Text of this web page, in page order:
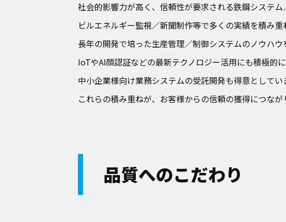
社会的影響力が高く、信頼性が要求される鉄鋼システ
ビルエネルギー監視／新聞制作等で多くの実績を積み重
長年の開発で培った生産管理／制御システムのノウハウ
IoTやAI顔認証などの最新テクノロジー活用にも積極的に
中小企業様向け業務システムの受託開発も得意としてい
これらの積み重ねが、お客様からの信頼の獲得につなが
品質へのこだわり